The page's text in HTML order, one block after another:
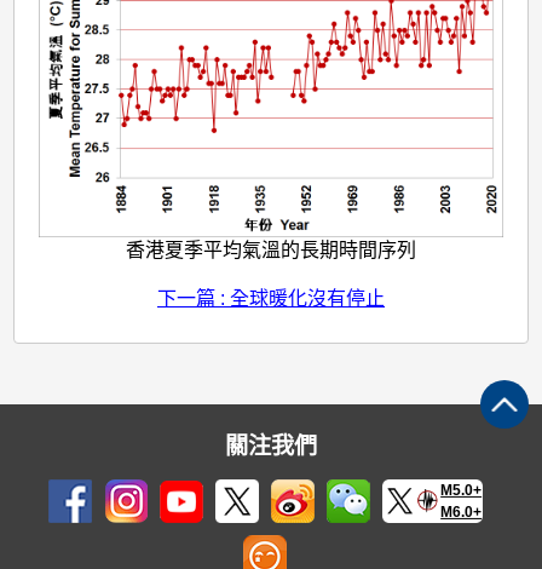
香港夏季平均氣溫的長期時間序列
下一篇 : 全球暖化沒有停止
關注我們
M5.0+
M6.0+